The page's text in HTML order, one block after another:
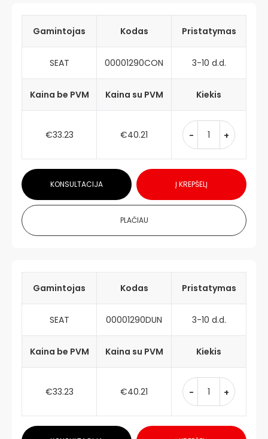
Gamintojas Kodas Pristatymas
SEAT 00001290CON 3-10 d.d.
Kaina be PVM Kaina su PVM Kiekis
€33.23 €40.21 - +
KONSULTACIJA Į KREPŠELĮ
PLAČIAU
Gamintojas Kodas Pristatymas
SEAT 00001290DUN 3-10 d.d.
Kaina be PVM Kaina su PVM Kiekis
€33.23 €40.21 - +